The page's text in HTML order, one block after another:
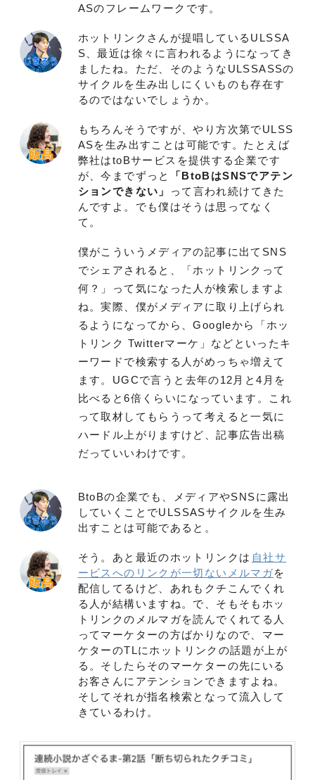
ASのフレームワークです。
ホットリンクさんが提唱しているULSSA
S、最近は徐々に言われるようになってき
ましたね。ただ、そのようなULSSASSの
サイクルを生み出しにくいものも存在す
るのではないでしょうか。
もちろんそうですが、やり方次第でULSS
ASを生み出すことは可能です。たとえば
弊社はtoBサービスを提供する企業です
が、今までずっと
「BtoBはSNSでアテン
ションできない」
って言われ続けてきた
んですよ。でも僕はそうは思ってなく
て。
僕がこういうメディアの記事に出てSNS
でシェアされると、「ホットリンクって
何？」って気になった人が検索しますよ
ね。実際、僕がメディアに取り上げられ
るようになってから、Googleから「ホッ
トリンク Twitterマーケ」などといったキ
ーワードで検索する人がめっちゃ増えて
ます。UGCで言うと去年の12月と4月を
比べると6倍くらいになっています。これ
って取材してもらうって考えると一気に
ハードル上がりますけど、記事広告出稿
だっていいわけです。
BtoBの企業でも、メディアやSNSに露出
していくことでULSSASサイクルを生み
出すことは可能であると。
そう。あと最近のホットリンクは 自社サ
ービスへのリンクが一切ないメルマガを
配信してるけど、あれもクチこんでくれ
る人が結構いますね。で、そもそもホッ
トリンクのメルマガを読んでくれてる人
ってマーケターの方ばかりなので、マー
ケターのTLにホットリンクの話題が上が
る。そしたらそのマーケターの先にいる
お客さんにアテンションできますよね。
そしてそれが指名検索となって流入して
きているわけ。